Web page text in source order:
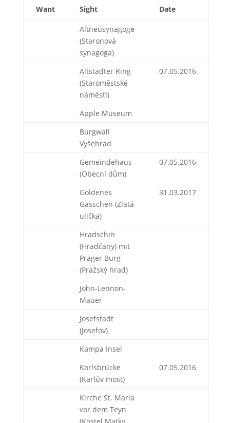
Want Sight Date
Altneusynagoge
(Staronová
synagoga)
Altstädter Ring
(Staroměstské
náměstí)
07.05.2016
Apple Museum
Burgwall
Vyšehrad
Gemeindehaus
(Obecní dům)
07.05.2016
Goldenes
Gässchen (Zlatá
ulička)
31.03.2017
Hradschin
(Hradčany) mit
Prager Burg
(Pražský hrad)
John-Lennon-
Mauer
Josefstadt
(Josefov)
Kampa Insel
Karlsbrücke
(Karlův most)
07.05.2016
Kirche St. Maria
vor dem Teyn